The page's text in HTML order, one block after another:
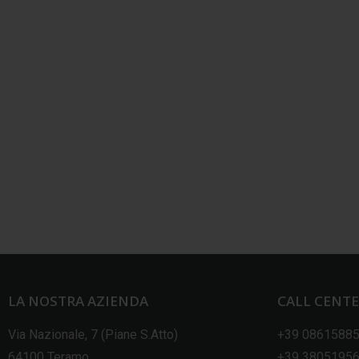
LA NOSTRA AZIENDA
Via Nazionale, 7 (Piane S.Atto)
CALL
+39